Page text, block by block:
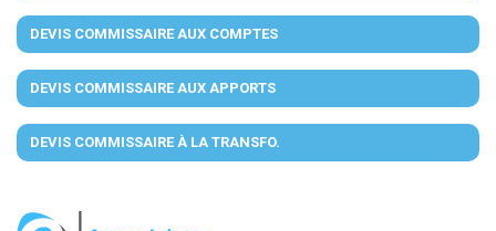
DEVIS COMMISSAIRE AUX COMPTES
DEVIS COMMISSAIRE AUX APPORTS
DEVIS COMMISSAIRE À LA TRANSFO.